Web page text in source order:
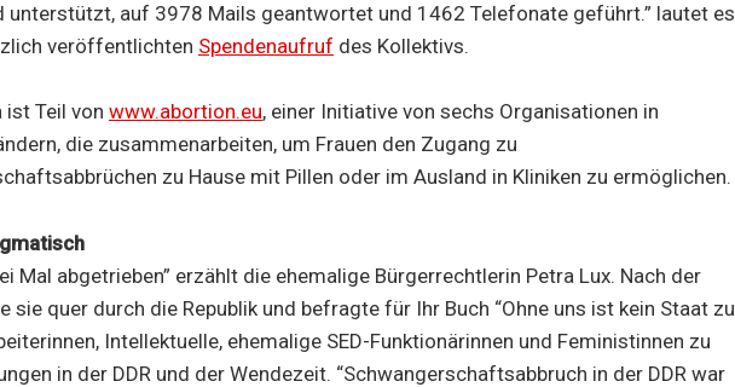
unterstützt, auf 3978 Mails geantwortet und 1462 Telefonate geführt.” lautet es
veröffentlichten Spendenaufruf des Kollektivs.
ist Teil von www.abortion.eu, einer Initiative von sechs Organisationen in
die zusammenarbeiten, um Frauen den Zugang zu
zu Hause mit Pillen oder im Ausland in Kliniken zu ermöglichen.
Mal abgetrieben” erzählt die ehemalige Bürgerrechtlerin Petra Lux. Nach der
sie quer durch die Republik und befragte für Ihr Buch “Ohne uns ist kein Staat zu
Intellektuelle, ehemalige SED-Funktionärinnen und Feministinnen zu
in der DDR und der Wendezeit. “Schwangerschaftsabbruch in der DDR war